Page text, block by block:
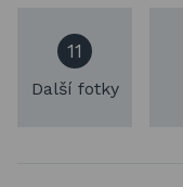
11
Další fotky